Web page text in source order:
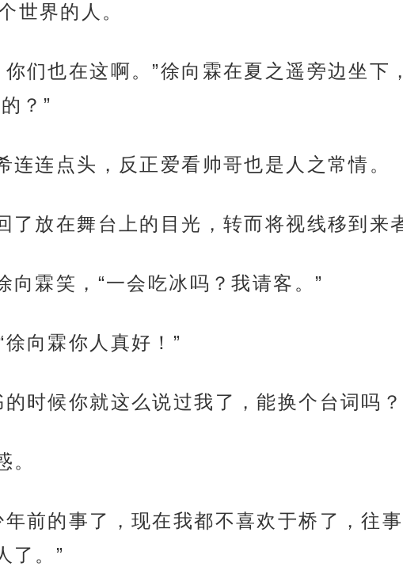
世界的人。
们也在这啊。”徐向霖在夏之遥旁边坐下
？”
连连点头，反正爱看帅哥也是人之常情。
了放在舞台上的目光，转而将视线移到来
向霖笑，“一会吃冰吗？我请客。”
向霖你人真好！”
时候你就这么说过我了，能换个台词吗？
。
前的事了，现在我都不喜欢于桥了，往
了。”